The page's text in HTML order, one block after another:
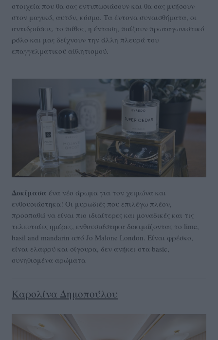
στοιχεία που θα σας εντυπωσιάσουν και θα σας μυήσουν
στον μαγικό, αυτόν, κόσμο. Τα έντονα συναισθήματα, οι
αντιδράσεις, το πάθος, η ένταση, παίζουν πρωταγωνιστικό
ρόλο και μας δείχνουν την άλλη πλευρά του
επαγγελματικού αθλητισμού.
Δοκίμασα ένα νέο άρωμα για τον χειμώνα και
ενθουσιάστηκα! Οι μυρωδιές που επιλέγω πλέον,
προσπαθώ να είναι πιο ιδιαίτερες και μοναδικές και τις
τελευταίες ημέρες, ενθουσιάστηκα δοκιμάζοντας το lime,
basil and mandarin από Jo Malone London. Είναι φρέσκο,
είναι ελαφρύ και σίγουρα, δεν ανήκει στα basic,
συνηθισμένα αρώματα
Καρολίνα Δημοπούλου